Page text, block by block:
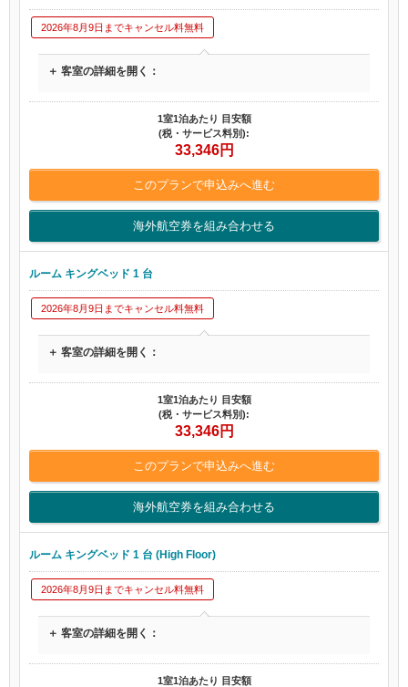
2026年8月9日までキャンセル料無料
＋ 客室の詳細を開く：
1室1泊あたり 目安額
(税・サービス料別):
33,346円
このプランで申込みへ進む
海外航空券を組み合わせる
ルーム キングベッド 1 台
2026年8月9日までキャンセル料無料
＋ 客室の詳細を開く：
1室1泊あたり 目安額
(税・サービス料別):
33,346円
このプランで申込みへ進む
海外航空券を組み合わせる
ルーム キングベッド 1 台 (High Floor)
2026年8月9日までキャンセル料無料
＋ 客室の詳細を開く：
1室1泊あたり 目安額